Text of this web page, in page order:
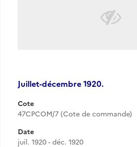
Juillet-décembre 1920.
Cote
47CPCOM/7 (Cote de commande)
Date
juil. 1920 - déc. 1920